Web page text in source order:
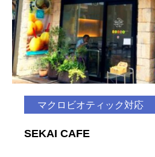
マクロビオティック対応
SEKAI CAFE